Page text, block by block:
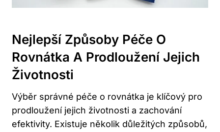
Nejlepší Způsoby Péče O
Rovnátka A Prodloužení Jejich
Životnosti
Výběr správné péče o rovnátka je klíčový pro
prodloužení jejich životnosti a zachování
efektivity. Existuje několik důležitých způsobů,